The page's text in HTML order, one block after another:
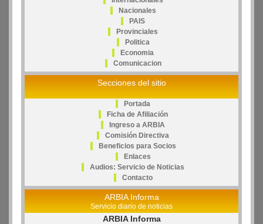
Nacionales
PAIS
Provinciales
Politica
Economia
Comunicacion
Secciones del sitio
Portada
Ficha de Afiliación
Ingreso a ARBIA
Comisión Directiva
Beneficios para Socios
Enlaces
Audios: Servicio de Noticias
Contacto
ARBIA Informa
Servicio diario de noticias
ARBIA Informa